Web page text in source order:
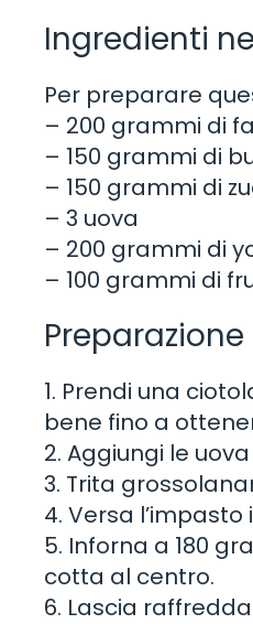
Ingredienti
Per preparare
– 200 grammi di
– 150 grammi di
– 150 grammi di
– 3 uova
– 200 grammi di
– 100 grammi di
Preparazione
1. Prendi una
bene fino a
2. Aggiungi le
3. Trita
4. Versa
5. Inforna a 180
cotta al centro.
6. Lascia